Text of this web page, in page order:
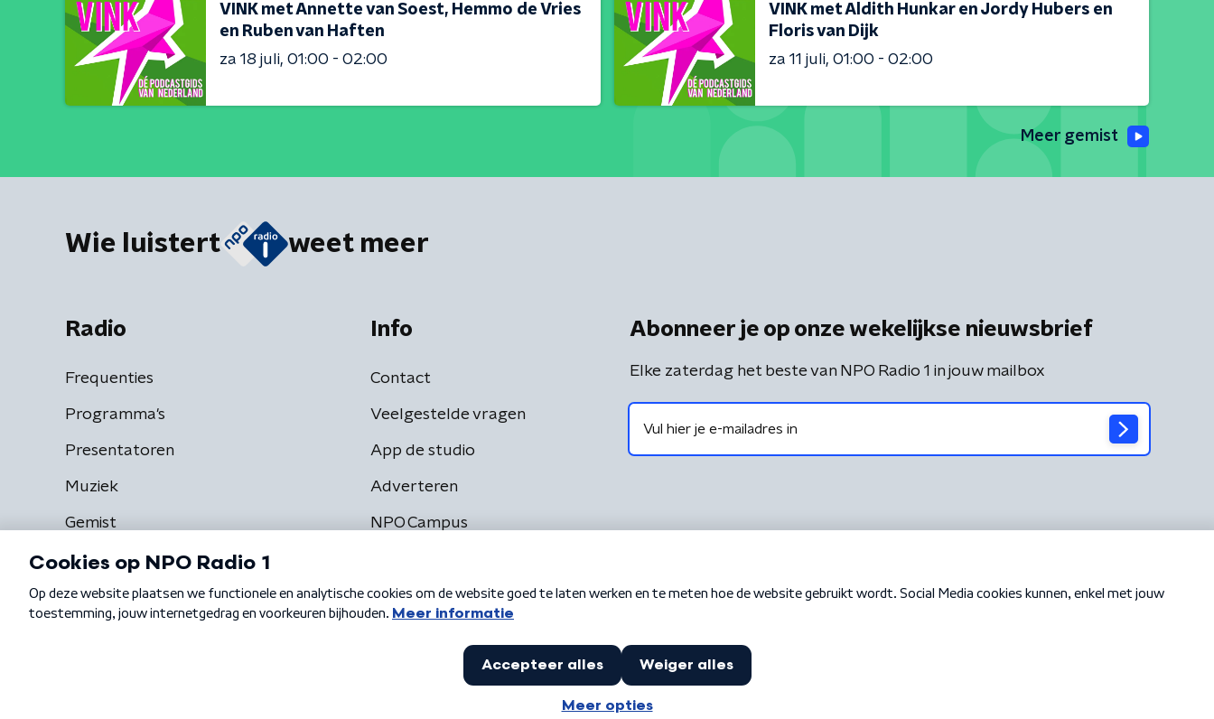
VINK met Annette van Soest, Hemmo de Vries
en Ruben van Haften
za 18 juli 01:00 - 02:00
VINK met Aldith Hunkar en Jordy Hubers en
Floris van Dijk
za 11 juli 01:00 - 02:00
Meer gemist
Wie luistert weet meer
Radio
Frequenties
Programma's
Presentatoren
Muziek
Gemist
Info
Contact
Veelgestelde vragen
App de studio
Adverteren
NPO Campus
Abonneer je op onze wekelijkse nieuwsbrief
Elke zaterdag het beste van NPO Radio 1 in jouw mailbox
Algemene voorwaarden Privacybeleid